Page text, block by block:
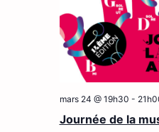
mars 24 @ 19h30 -
Journée de la